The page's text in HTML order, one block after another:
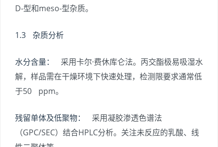
D-型和meso-型杂质。
1.3 杂质分析
水分含量：
采用卡尔·费休库仑法。丙交酯极易吸湿水
解，样品需在干燥环境下快速处理，检测限要求通常低
于50 ppm。
残留单体及低聚物：
采用凝胶渗透色谱法
（GPC/SEC）结合HPLC分析。关注未反应的乳酸、线